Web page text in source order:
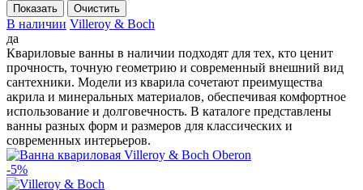
Показать Очистить
В наличии Villeroy & Boch
да
Квариловые ванны в наличии подходят для тех, кто ценит
прочность, точную геометрию и современный внешний вид
сантехники. Модели из кварила сочетают преимущества
акрила и минеральных материалов, обеспечивая комфортное
использование и долговечность. В каталоге представлены
ванны разных форм и размеров для классических и
современных интерьеров.
-5%